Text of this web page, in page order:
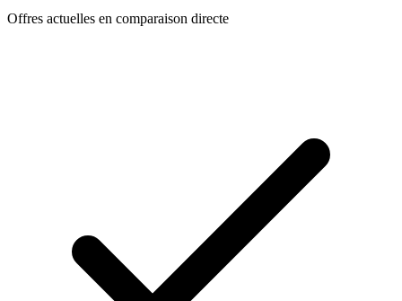
Offres actuelles en comparaison directe